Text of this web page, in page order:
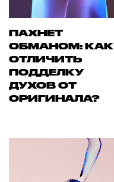
ПАХНЕТ
ОБМАНОМ: КАК
ОТЛИЧИТЬ
ПОДДЕЛКУ
ДУХОВ ОТ
ОРИГИНАЛА?